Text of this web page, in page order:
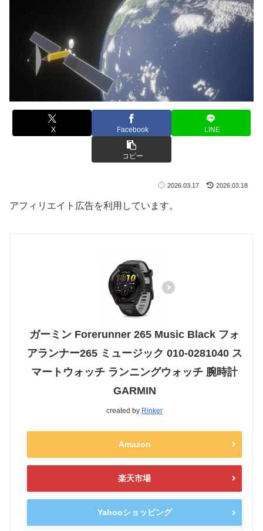
X Facebook LINE
コピー
2026.03.17 2026.03.18
アフィリエイト広告を利用しています。
ガーミン Forerunner 265 Music Black フォ
アランナー265 ミュージック 010-0281040 ス
マートウォッチ ランニングウォッチ 腕時計
GARMIN
created by Rinker
Amazon
楽天市場
Yahooショッピング